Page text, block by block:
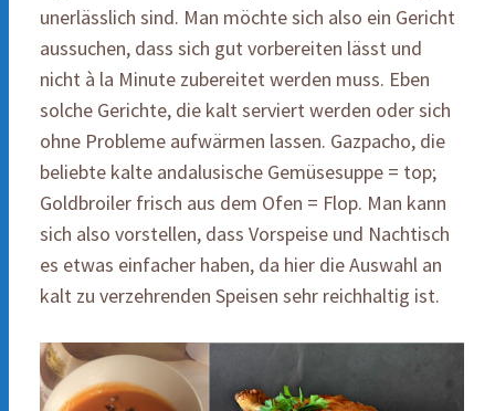
unerlässlich sind. Man möchte sich also ein Gericht
aussuchen, dass sich gut vorbereiten lässt und
nicht à la Minute zubereitet werden muss. Eben
solche Gerichte, die kalt serviert werden oder sich
ohne Probleme aufwärmen lassen. Gazpacho, die
beliebte kalte andalusische Gemüsesuppe = top;
Goldbroiler frisch aus dem Ofen = Flop. Man kann
sich also vorstellen, dass Vorspeise und Nachtisch
es etwas einfacher haben, da hier die Auswahl an
kalt zu verzehrenden Speisen sehr reichhaltig ist.